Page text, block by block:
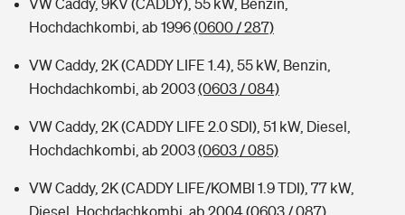
Sie haben Fragen?
VW Caddy, 9KV (CADDY), 55 kW, Benzin,
Hochdachkombi, ab 1996(0600 / 287)
VW Caddy, 2K (CADDY LIFE 1.4), 55 kW, Benzin,
Hochdachkombi, ab 2003(0603 / 084)
VW Caddy, 2K (CADDY LIFE 2.0 SDI), 51 kW, Diesel,
Hochdachkombi, ab 2003(0603 / 085)
VW Caddy, 2K (CADDY LIFE/KOMBI 1.9 TDI), 77 kW,
Diesel, Hochdachkombi, ab 2004(0603 / 087)